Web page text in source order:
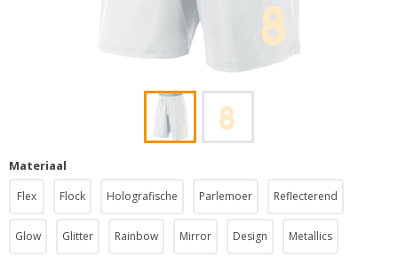
Materiaal
Flex Flock Holografische Parlemoer Reflecterend
Glow Glitter Rainbow Mirror Design Metallics